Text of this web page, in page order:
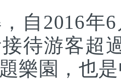
2016年6
待游客超
樂園，也